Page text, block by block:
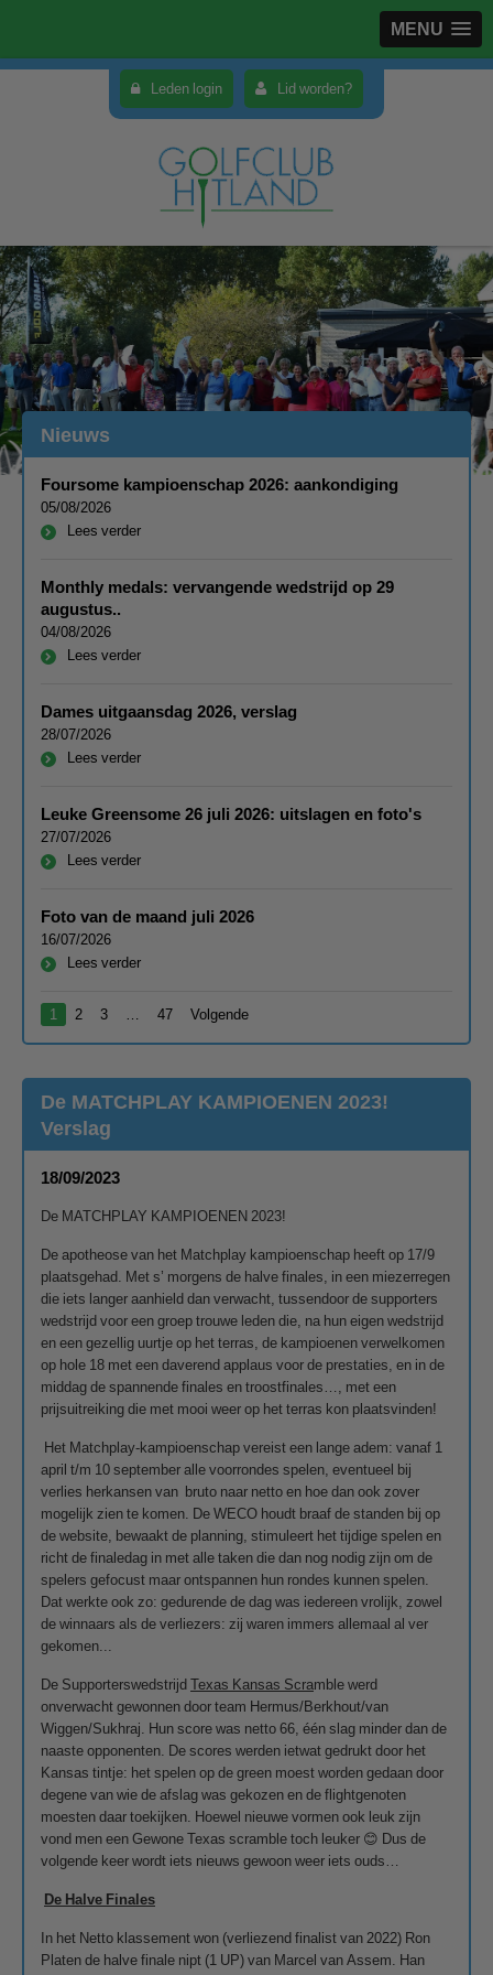
MENU
Leden login Lid worden?
Nieuws
Foursome kampioenschap 2026: aankondiging
05/08/2026
Lees verder
Monthly medals: vervangende wedstrijd op 29
augustus..
04/08/2026
Lees verder
Dames uitgaansdag 2026, verslag
28/07/2026
Lees verder
Leuke Greensome 26 juli 2026: uitslagen en foto's
27/07/2026
Lees verder
Foto van de maand juli 2026
16/07/2026
Lees verder
1 2 3 47 Volgende
De MATCHPLAY KAMPIOENEN 2023!
Verslag
18/09/2023
De MATCHPLAY KAMPIOENEN 2023!
De apotheose van het Matchplay kampioenschap heeft op 17/9
plaatsgehad. Met s’ morgens de halve finales, in een miezerregen
die iets langer aanhield dan verwacht, tussendoor de supporters
wedstrijd voor een groep trouwe leden die, na hun eigen wedstrijd
en een gezellig uurtje op het terras, de kampioenen verwelkomen
op hole 18 met een daverend applaus voor de prestaties, en in de
middag de spannende finales en troostfinales…, met een
prijsuitreiking die met mooi weer op het terras kon plaatsvinden!
Het Matchplay-kampioenschap vereist een lange adem: vanaf 1
april t/m 10 september alle voorrondes spelen, eventueel bij
verlies herkansen van bruto naar netto en hoe dan ook zover
mogelijk zien te komen. De WECO houdt braaf de standen bij op
de website, bewaakt de planning, stimuleert het tijdige spelen en
richt de finaledag in met alle taken die dan nog nodig zijn om de
spelers gefocust maar ontspannen hun rondes kunnen spelen.
Dat werkte ook zo: gedurende de dag was iedereen vrolijk, zowel
de winnaars als de verliezers: zij waren immers allemaal al ver
gekomen...
De Supporterswedstrijd Texas Kansas Scramble werd
onverwacht gewonnen door team Hermus/Berkhout/van
Wiggen/Sukhraj. Hun score was netto 66, één slag minder dan de
naaste opponenten. De scores werden ietwat gedrukt door het
Kansas tintje: het spelen op de green moest worden gedaan door
degene van wie de afslag was gekozen en de flightgenoten
moesten daar toekijken. Hoewel nieuwe vormen ook leuk zijn
vond men een Gewone Texas scramble toch leuker 😊 Dus de
volgende keer wordt iets nieuws gewoon weer iets ouds…
De Halve Finales
In het Netto klassement won (verliezend finalist van 2022) Ron
Platen de halve finale nipt (1 UP) van Marcel van Assem. Han